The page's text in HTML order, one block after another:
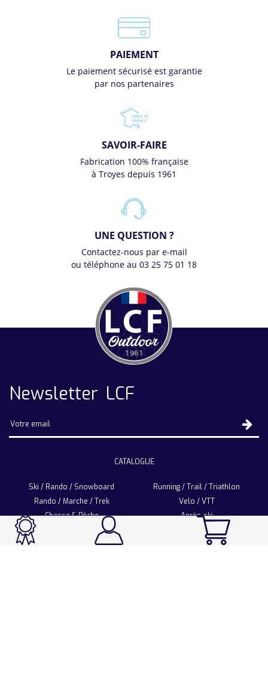
PAIEMENT
Le paiement sécurisé est garantie
par nos partenaires
SAVOIR-FAIRE
Fabrication 100% française
à Troyes depuis 1961
UNE QUESTION ?
Contactez-nous par e-mail
ou téléphone au 03 25 75 01 18
Newsletter LCF
CATALOGUE
Ski / Rando / Snowboard
Running / Trail / Triathlon
Rando / Marche / Trek
Velo / VTT
Chasse & Pêche
Après-ski
Sport Fashion